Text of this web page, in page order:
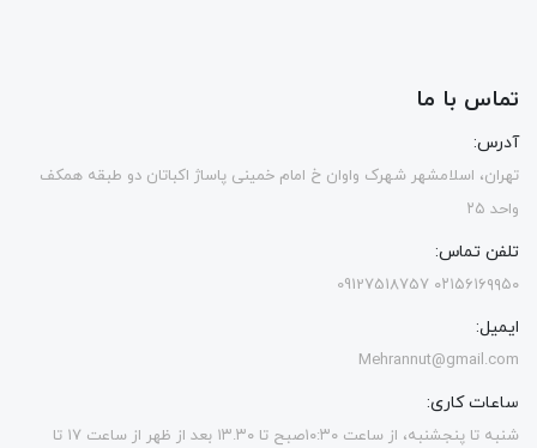
تماس با ما
آدرس:
تهران، اسلامشهر شهرک واوان خ امام خمینی پاساژ اکباتان دو طبقه همکف
واحد ۲۵
تلفن تماس:
۰۲۱۵۶۱۶۹۹۵۰ 09127518757
ایمیل:
Mehrannut@gmail.com
ساعات کاری:
شنبه تا پنجشنبه، از ساعت ۱۰:۳۰صبح تا ۱۳.۳۰ بعد از ظهر از ساعت ۱۷ تا